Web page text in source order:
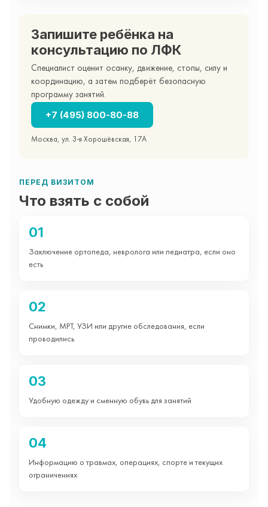
Запишите ребёнка на
консультацию по ЛФК
Специалист оценит осанку, движение, стопы, силу и
координацию, а затем подберёт безопасную
программу занятий.
+7 (495) 800-80-88
Москва, ул. 3-я Хорошёвская, 17А
ПЕРЕД ВИЗИТОМ
Что взять с собой
01
Заключение ортопеда, невролога или педиатра, если оно
есть
02
Снимки, МРТ, УЗИ или другие обследования, если
проводились
03
Удобную одежду и сменную обувь для занятий
04
Информацию о травмах, операциях, спорте и текущих
ограничениях